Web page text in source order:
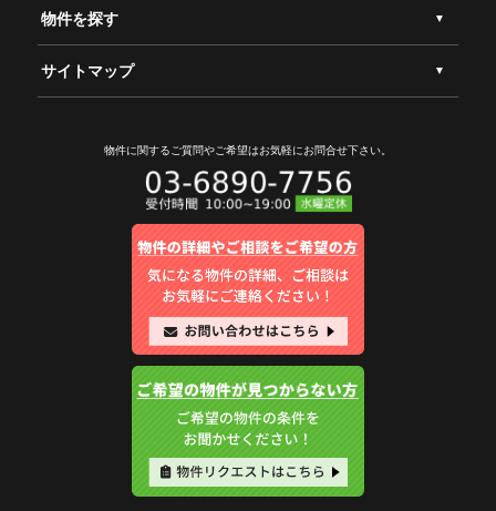
物件を探す
サイトマップ
物件に関するご質問やご希望はお気軽にお問合せ下さい。